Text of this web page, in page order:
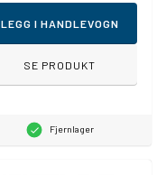
LEGG I HANDLEVOGN
SE PRODUKT
Fjernlager